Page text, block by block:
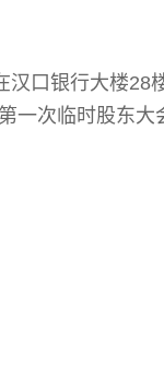
口银行大楼28
一次临时股东大